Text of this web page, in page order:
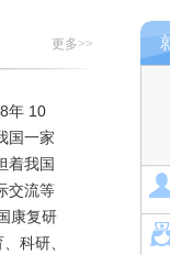
更多>>
年 10
国一家
着我国
交流等
康复研
科研、